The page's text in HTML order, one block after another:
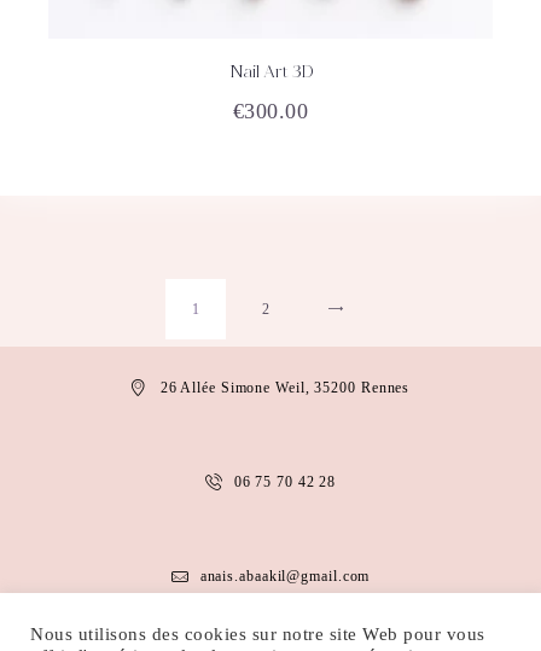
Nail Art 3D
€300.00
1 2
26 Allée Simone Weil, 35200 Rennes
06 75 70 42 28
anais.abaakil@gmail.com
Nous utilisons des cookies sur notre site Web pour vous